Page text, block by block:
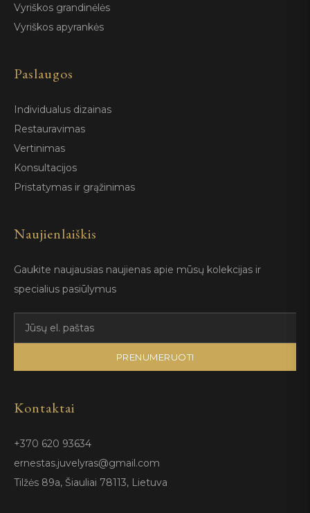
Vyriškos grandinėlės
Vyriškos apyrankės
Paslaugos
Individualus dizainas
Restauravimas
Vertinimas
Konsultacijos
Pristatymas ir grąžinimas
Naujienlaiškis
Gaukite naujausias naujienas apie mūsų kolekcijas ir
specialius pasiūlymus
PRENUMERUOTI
Kontaktai
+370 620 93634
ernestas.juvelyras@gmail.com
Tilžės 89a, Šiauliai 78113, Lietuva